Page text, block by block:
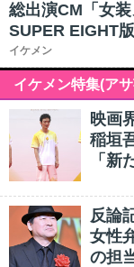
総出演CM「女
SUPER EIGHT
イケメン
イケメン特集(ア
映画
稲垣
「新
反論
女性
の担